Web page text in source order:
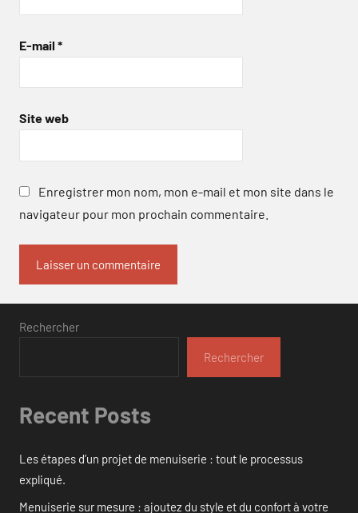
E-mail *
Site web
Enregistrer mon nom, mon e-mail et mon site dans le
navigateur pour mon prochain commentaire.
Rechercher
Rechercher
Recent Posts
Les étapes d’un projet de menuiserie : tout le processus
expliqué.
Menuiserie sur mesure : ajoutez du style et du confort à votre